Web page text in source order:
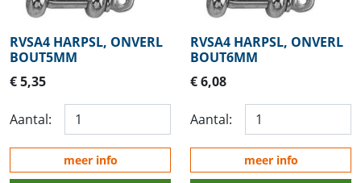
RVSA4 HARPSL, ONVERL
BOUT5MM
€ 5,35
Aantal:
meer info
RVSA4 HARPSL, ONVERL
BOUT6MM
€ 6,08
Aantal:
meer info